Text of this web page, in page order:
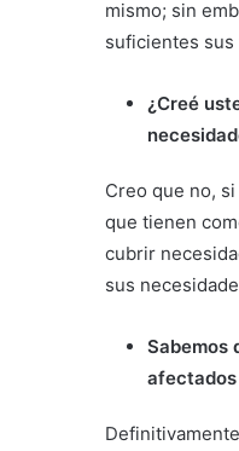
mismo; sin
suficientes sus
¿Creé
Creo que no,
que tienen
cubrir
sus
Sabemos
afectados